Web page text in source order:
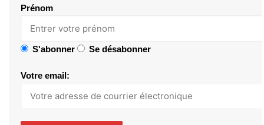
Prénom
S'abonner Se désabonner
Votre email: